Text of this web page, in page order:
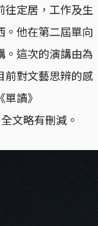
往定居，工作及生
。他在第二屆單向
。這次的演講由為
前對文藝思辨的感
讀》
文略有刪減。